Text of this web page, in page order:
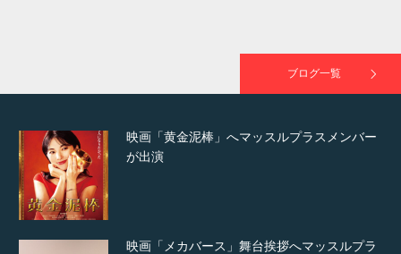
ブログ一覧
映画「黄金泥棒」へマッスルプラスメンバー
が出演
映画「メカバース」舞台挨拶へマッスルプラ